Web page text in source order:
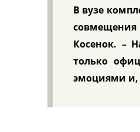
В вузе
Косенок. –
только
эмоциями и,